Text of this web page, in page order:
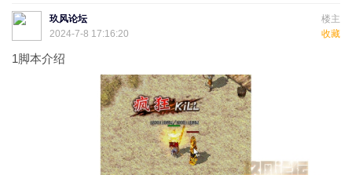
楼主
玖风论坛
收藏
2024-7-8 17:16:20
1脚本介绍